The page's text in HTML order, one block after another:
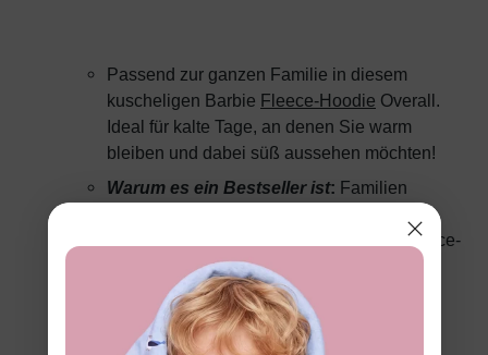
Passend zur ganzen Familie in diesem
kuscheligen Barbie Fleece-Hoodie Overall.
Ideal für kalte Tage, an denen Sie warm
bleiben und dabei süß aussehen möchten!
Warum es ein Bestseller ist: Familien
zusammenzupassen, und das weiche Fleece-
Material sorgt für Komfort für alle Mitglieder.